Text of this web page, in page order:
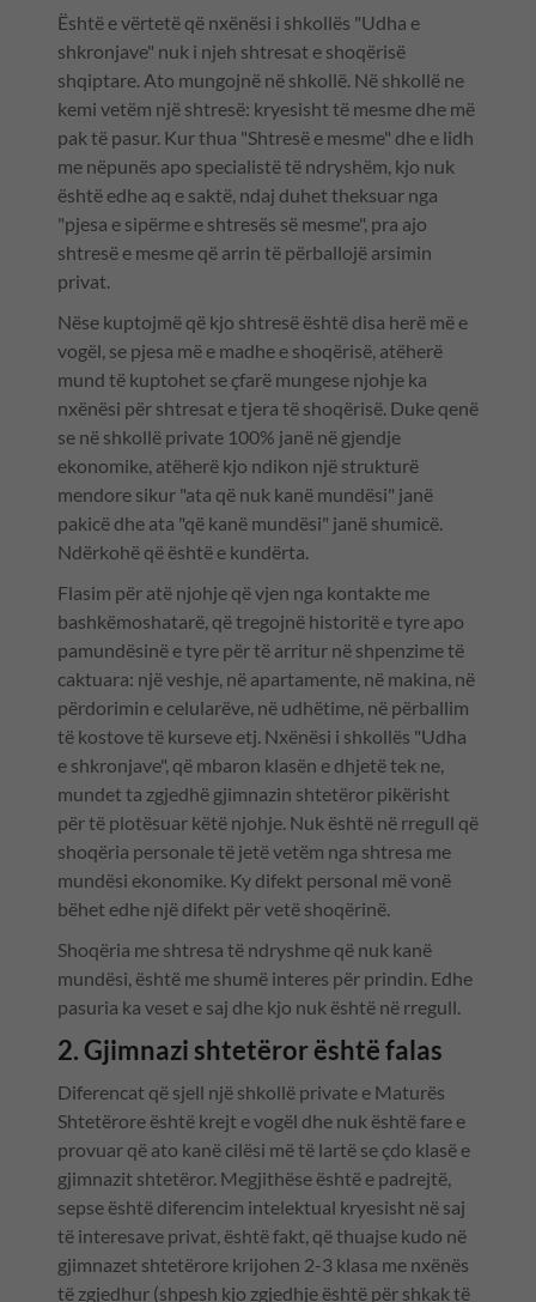
Është e vërtetë që nxënësi i shkollës "Udha e
shkronjave" nuk i njeh shtresat e shoqërisë
shqiptare. Ato mungojnë në shkollë. Në shkollë ne
kemi vetëm një shtresë: kryesisht të mesme dhe më
pak të pasur. Kur thua "Shtresë e mesme" dhe e lidh
me nëpunës apo specialistë të ndryshëm, kjo nuk
është edhe aq e saktë, ndaj duhet theksuar nga
"pjesa e sipërme e shtresës së mesme", pra ajo
shtresë e mesme që arrin të përballojë arsimin
privat.
Nëse kuptojmë që kjo shtresë është disa herë më e
vogël, se pjesa më e madhe e shoqërisë, atëherë
mund të kuptohet se çfarë mungese njohje ka
nxënësi për shtresat e tjera të shoqërisë. Duke qenë
se në shkollë private 100% janë në gjendje
ekonomike, atëherë kjo ndikon një strukturë
mendore sikur "ata që nuk kanë mundësi" janë
pakicë dhe ata "që kanë mundësi" janë shumicë.
Ndërkohë që është e kundërta.
Flasim për atë njohje që vjen nga kontakte me
bashkëmoshatarë, që tregojnë historitë e tyre apo
pamundësinë e tyre për të arritur në shpenzime të
caktuara: një veshje, në apartamente, në makina, në
përdorimin e celularëve, në udhëtime, në përballim
të kostove të kurseve etj. Nxënësi i shkollës "Udha
e shkronjave", që mbaron klasën e dhjetë tek ne,
mundet ta zgjedhë gjimnazin shtetëror pikërisht
për të plotësuar këtë njohje. Nuk është në rregull që
shoqëria personale të jetë vetëm nga shtresa me
mundësi ekonomike. Ky difekt personal më vonë
bëhet edhe një difekt për vetë shoqërinë.
Shoqëria me shtresa të ndryshme që nuk kanë
mundësi, është me shumë interes për prindin. Edhe
pasuria ka veset e saj dhe kjo nuk është në rregull.
2. Gjimnazi shtetëror është falas
Diferencat që sjell një shkollë private e Maturës
Shtetërore është krejt e vogël dhe nuk është fare e
provuar që ato kanë cilësi më të lartë se çdo klasë e
gjimnazit shtetëror. Megjithëse është e padrejtë,
sepse është diferencim intelektual kryesisht në saj
të interesave privat, është fakt, që thuajse kudo në
gjimnazet shtetërore krijohen 2-3 klasa me nxënës
të zgjedhur (shpesh kjo zgjedhje është për shkak të